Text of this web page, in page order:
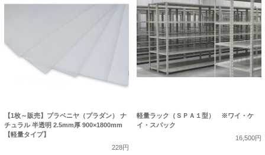
【1枚～販売】プラベニヤ（プラダン） ナ
チュラル 半透明 2.5mm厚 900×1800mm
【軽量タイプ】
228円
軽量ラック（ＳＰＡ１型） ※ワイ・ケ
イ・スパック
16,500円